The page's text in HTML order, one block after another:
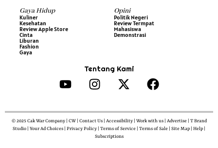
Gaya Hidup
Kuliner
Kesehatan
Review Apple Store
Cinta
Liburan
Fashion
Gaya
Opini
Politik Negeri
Review Termpat
Mahasiswa
Demonstrasi
Tentang Kami
© 2025 Cak War Company | CW | Contact Us | Accessibility | Work with us | Advertise | T Brand
Studio | Your Ad Choices | Privacy Policy | Terms of Service | Terms of Sale | Site Map | Help |
Subscriptions